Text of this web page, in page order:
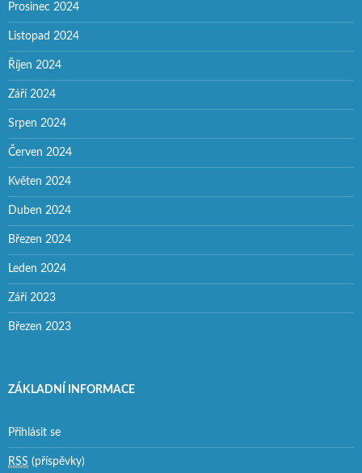
Prosinec 2024
Listopad 2024
Říjen 2024
Září 2024
Srpen 2024
Červen 2024
Květen 2024
Duben 2024
Březen 2024
Leden 2024
Září 2023
Březen 2023
ZÁKLADNÍ INFORMACE
Přihlásit se
RSS (příspěvky)